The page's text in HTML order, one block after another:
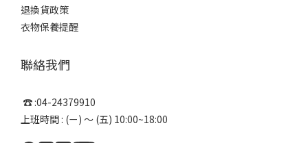
退換貨政策
衣物保養提醒
聯絡我們
☎ :04-24379910
上班時間 : (ㄧ) ～ (五) 10:00~18:00